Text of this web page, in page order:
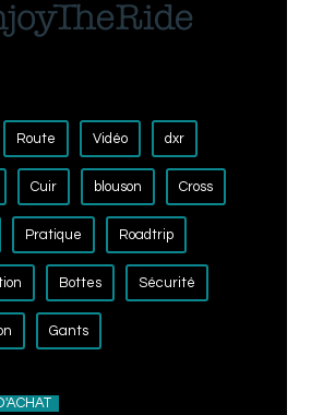
Route Vidéo dxr
Cuir blouson Cross
Pratique Roadtrip
Bottes Sécurité
Gants